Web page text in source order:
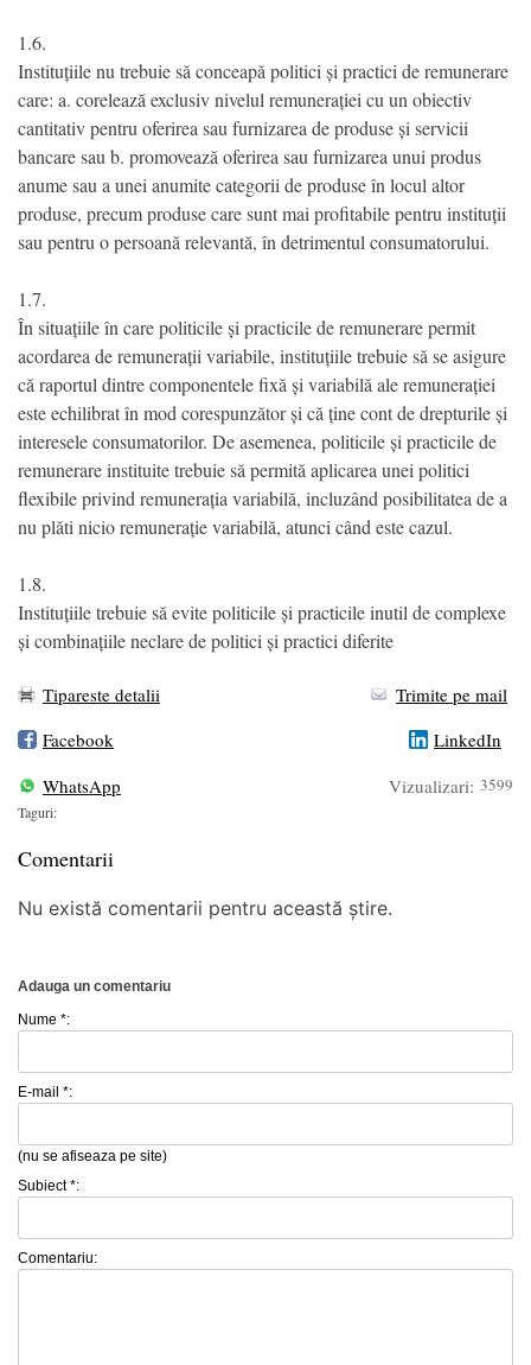
1.6.
Instituțiile nu trebuie să conceapă politici și practici de remunerare
care: a. corelează exclusiv nivelul remunerației cu un obiectiv
cantitativ pentru oferirea sau furnizarea de produse și servicii
bancare sau b. promovează oferirea sau furnizarea unui produs
anume sau a unei anumite categorii de produse în locul altor
produse, precum produse care sunt mai profitabile pentru instituții
sau pentru o persoană relevantă, în detrimentul consumatorului.
1.7.
În situațiile în care politicile și practicile de remunerare permit
acordarea de remunerații variabile, instituțiile trebuie să se asigure
că raportul dintre componentele fixă și variabilă ale remunerației
este echilibrat în mod corespunzător și că ține cont de drepturile și
interesele consumatorilor. De asemenea, politicile și practicile de
remunerare instituite trebuie să permită aplicarea unei politici
flexibile privind remunerația variabilă, incluzând posibilitatea de a
nu plăti nicio remunerație variabilă, atunci când este cazul.
1.8.
Instituțiile trebuie să evite politicile și practicile inutil de complexe
și combinațiile neclare de politici și practici diferite
Tipareste detalii
Trimite pe mail
Facebook
LinkedIn
WhatsApp
Vizualizari: 3599
Taguri:
Comentarii
Nu există comentarii pentru această știre.
Adauga un comentariu
Nume *:
E-mail *:
(nu se afiseaza pe site)
Subiect *:
Comentariu: